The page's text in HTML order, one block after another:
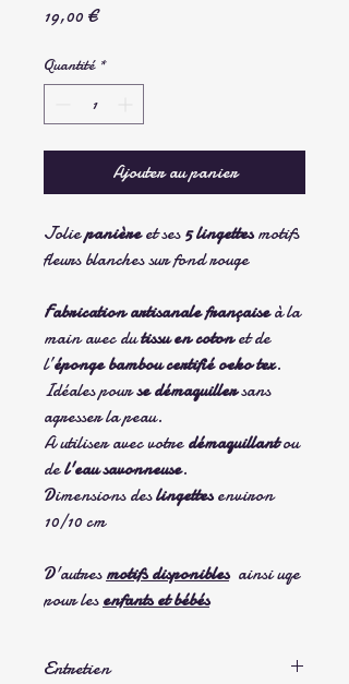
19,00 €Prix
Quantité *
Ajouter au panier
Joliepanièreet ses5 lingettesmotifs
fleurs blanches sur fond rouge
Fabrication artisanale françaiseà la
main avec dutissu en cotonet de
l’éponge bambou certifié oeko tex.
Idéales pourse démaquillersans
agresser la peau.
A utiliser avec votredémaquillantou
del'eau savonneuse.
Dimensions deslingettesenviron
10/10 cm
D'autresmotifs disponiblesainsi uqe
pour lesenfants et bébés
Entretien